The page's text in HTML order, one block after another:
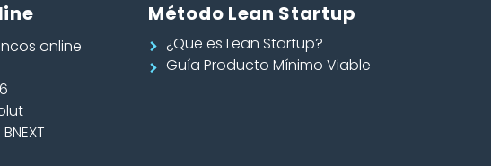
online
Método Lean Startup
¿Que es Lean Startup?
Guía Producto Mínimo Viable